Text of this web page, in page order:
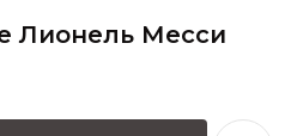
Лионель Месси